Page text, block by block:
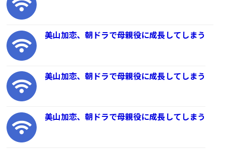
美山加恋、朝ドラで母親役に成長してしまう
美山加恋、朝ドラで母親役に成長してしまう
美山加恋、朝ドラで母親役に成長してしまう